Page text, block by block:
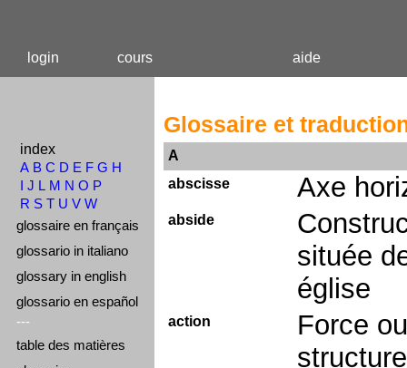
login cours aide
index
A B C D E F G H
I J L M N O P
R S T U V W
glossaire en français
glossario in italiano
glossary in english
glossario en español
---
table des matières
Glossaire et
A
abscisse
Axe
abside
située
église
action
Force
structure